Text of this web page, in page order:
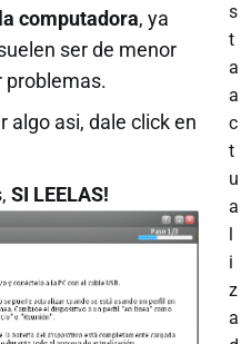
computadora, ya
ser de menor
problemas.
algo asi, dale click en
SI LEELAS!
s
t
a
a
c
t
u
a
l
i
z
a